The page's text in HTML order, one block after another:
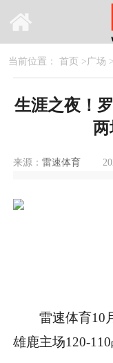
当前位置： 首页 >广场 >
生涯之夜！
两
来源： 雷速体育
雷速体育10
雄鹿主场120-110